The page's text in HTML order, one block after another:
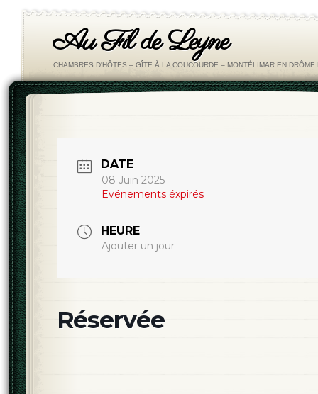
Au Fil de Leyne
CHAMBRES D'HÔTES – GÎTE À LA COUCOURDE – MONTÉLIMAR EN DRÔME
DATE
08 Juin 2025
Evénements éxpirés
HEURE
Ajouter un jour
Réservée